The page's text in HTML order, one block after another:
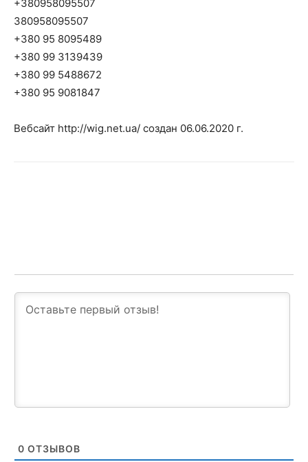
+380958095507
380958095507
+380 95 8095489
+380 99 3139439
+380 99 5488672
+380 95 9081847
Вебсайт http://wig.net.ua/ создан 06.06.2020 г.
0 ОТЗЫВОВ